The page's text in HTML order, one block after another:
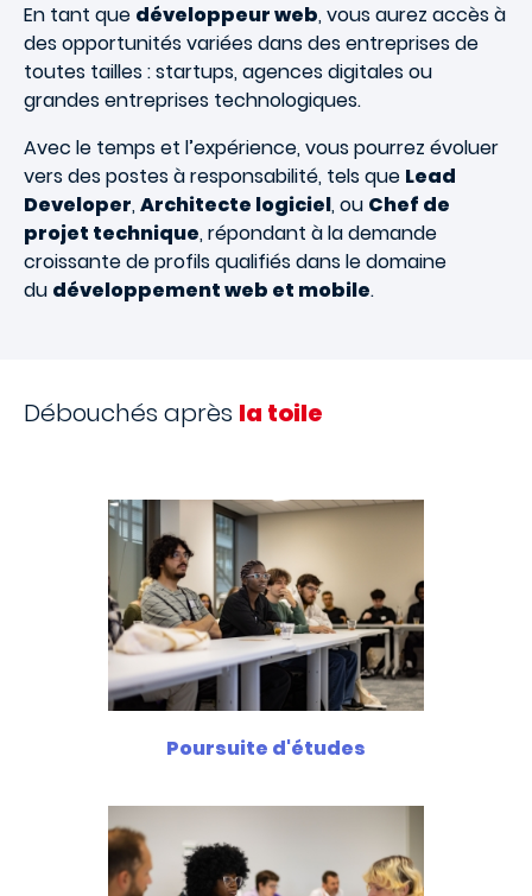
En tant que développeur web, vous aurez accès à
des opportunités variées dans des entreprises de
toutes tailles : startups, agences digitales ou
grandes entreprises technologiques.
Avec le temps et l’expérience, vous pourrez évoluer
vers des postes à responsabilité, tels que Lead
Developer,Architecte logiciel, ou Chef de
projet technique, répondant à la demande
croissante de profils qualifiés dans le domaine
du développement web et mobile.
Débouchés après la toile
Poursuite d'études